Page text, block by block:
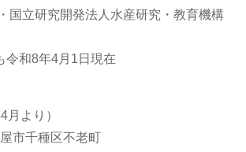
国立研究開発法人水産研究・教育機構
令和8年4月1日現在
月より）
市千種区不老町